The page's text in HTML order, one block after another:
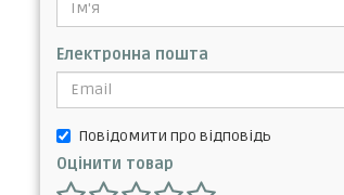
Електронна пошта
Повідомити про відповідь
Оцінити товар